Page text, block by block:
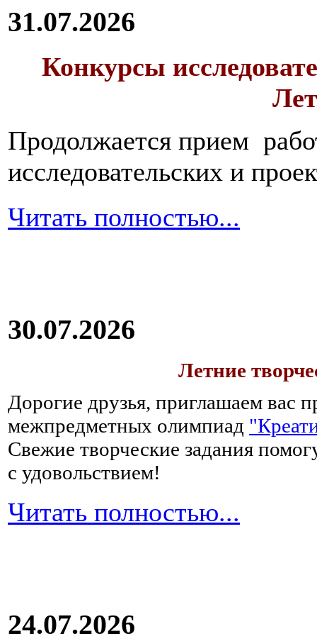
31.07.2026
Конкурсы
Продолжается прием
исследовательских и
Читать полностью...
30.07.2026
Летние
Дорогие друзья, приглашаем вас
межпредметных олимпиад
Свежие творческие задания
с удовольствием!
Читать полностью...
24.07.2026